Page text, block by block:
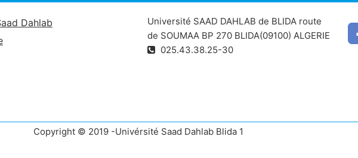
Dahlab
Université SAAD DAHLAB de BLIDA route
de SOUMAA BP 270 BLIDA(09100) ALGERIE
025.43.38.25-30
Copyright © 2019 -Univérsité Saad Dahlab Blida 1